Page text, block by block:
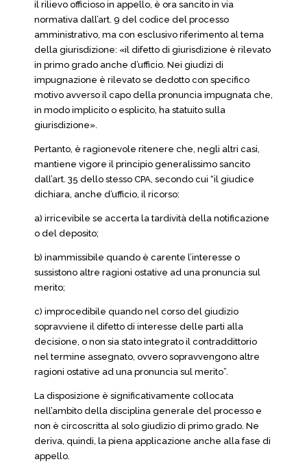
il rilievo officioso in appello, è ora sancito in via
normativa dall’art. 9 del codice del processo
amministrativo, ma con esclusivo riferimento al tema
della giurisdizione: «il difetto di giurisdizione è rilevato
in primo grado anche d’ufficio. Nei giudizi di
impugnazione è rilevato se dedotto con specifico
motivo avverso il capo della pronuncia impugnata che,
in modo implicito o esplicito, ha statuito sulla
giurisdizione».
Pertanto, è ragionevole ritenere che, negli altri casi,
mantiene vigore il principio generalissimo sancito
dall’art. 35 dello stesso CPA, secondo cui “il giudice
dichiara, anche d’ufficio, il ricorso:
a) irricevibile se accerta la tardività della notificazione
o del deposito;
b) inammissibile quando è carente l’interesse o
sussistono altre ragioni ostative ad una pronuncia sul
merito;
c) improcedibile quando nel corso del giudizio
sopravviene il difetto di interesse delle parti alla
decisione, o non sia stato integrato il contraddittorio
nel termine assegnato, ovvero sopravvengono altre
ragioni ostative ad una pronuncia sul merito”.
La disposizione è significativamente collocata
nell’ambito della disciplina generale del processo e
non è circoscritta al solo giudizio di primo grado. Ne
deriva, quindi, la piena applicazione anche alla fase di
appello.